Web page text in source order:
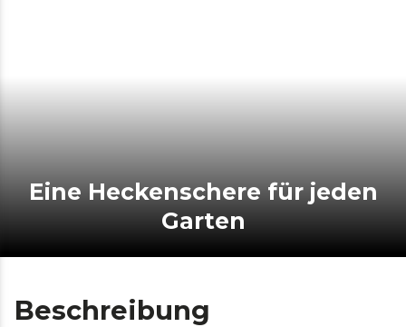
Eine Heckenschere für jeden
Garten
Beschreibung